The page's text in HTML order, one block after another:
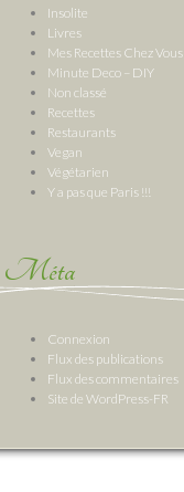
Insolite
Livres
Mes Recettes Chez Vous
Minute Deco – DIY
Non classé
Recettes
Restaurants
Vegan
Végétarien
Y a pas que Paris !!!
Méta
Connexion
Flux des publications
Flux des commentaires
Site de WordPress-FR